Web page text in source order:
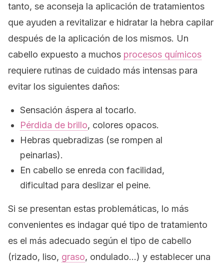
tanto, se aconseja la aplicación de tratamientos
que ayuden a revitalizar e hidratar la hebra capilar
después de la aplicación de los mismos. Un
cabello expuesto a muchos procesos químicos
requiere rutinas de cuidado más intensas para
evitar los siguientes daños:
Sensación áspera al tocarlo.
Pérdida de brillo, colores opacos.
Hebras quebradizas (se rompen al
peinarlas).
En cabello se enreda con facilidad,
dificultad para deslizar el peine.
Si se presentan estas problemáticas, lo más
convenientes es indagar qué tipo de tratamiento
es el más adecuado según el tipo de cabello
(rizado, liso, graso, ondulado…) y establecer una